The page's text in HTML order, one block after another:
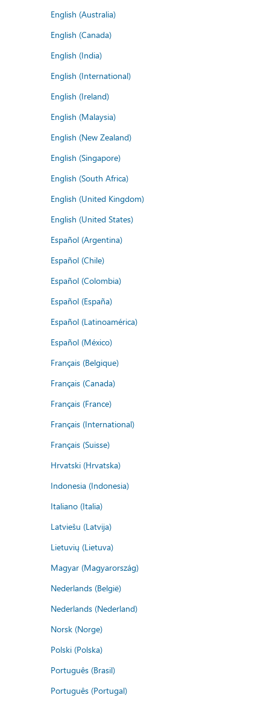
English (Australia)
English (Canada)
English (India)
English (International)
English (Ireland)
English (Malaysia)
English (New Zealand)
English (Singapore)
English (South Africa)
English (United Kingdom)
English (United States)
Español (Argentina)
Español (Chile)
Español (Colombia)
Español (España)
Español (Latinoamérica)
Español (México)
Français (Belgique)
Français (Canada)
Français (France)
Français (International)
Français (Suisse)
Hrvatski (Hrvatska)
Indonesia (Indonesia)
Italiano (Italia)
Latviešu (Latvija)
Lietuvių (Lietuva)
Magyar (Magyarország)
Nederlands (België)
Nederlands (Nederland)
Norsk (Norge)
Polski (Polska)
Português (Brasil)
Português (Portugal)